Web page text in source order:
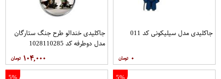
جاکلیدی مدل سیلیکونی کد 011
۰
جاکلیدی خندالو طرح جنگ ستارگان
مدل دوطرفه کد 1028110285
۱۰۴,۰۰۰